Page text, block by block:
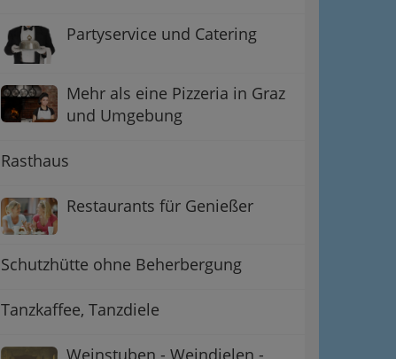
Partyservice und Catering
Mehr als eine Pizzeria in Graz
und Umgebung
Rasthaus
Restaurants für Genießer
Schutzhütte ohne Beherbergung
Tanzkaffee, Tanzdiele
Weinstuben - Weindielen -